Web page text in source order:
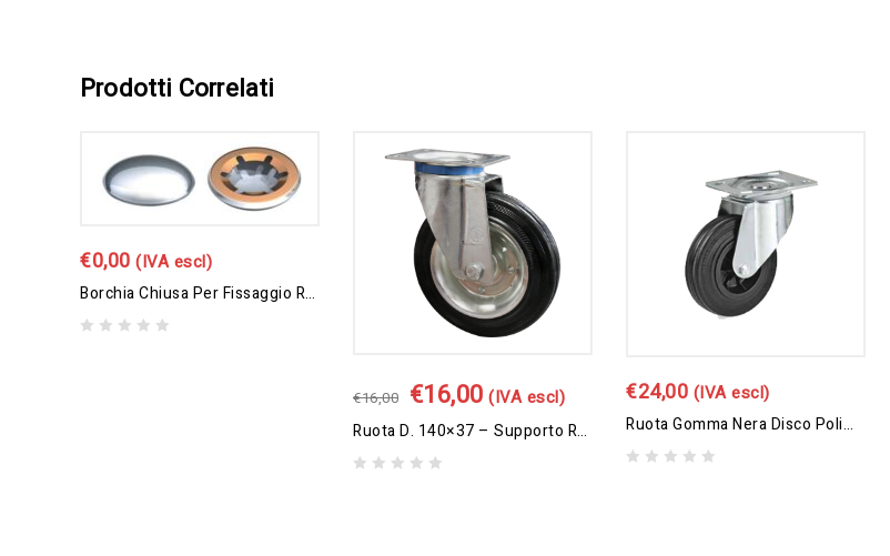
Prodotti Correlati
€0,00 (IVA escl)
Borchia Chiusa Per Fissaggio Ruota – Foro D. 20
€16,00 €16,00 (IVA escl)
Ruota D. 140×37 – Supporto Rotante
€24,00 (IVA escl)
Ruota Gomma Nera Disco Polimero Termoplastico Ø200×50 Girevole